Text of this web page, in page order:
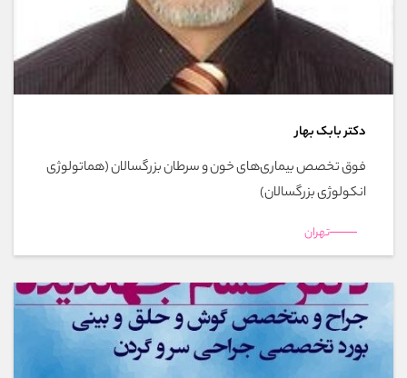
دکتر بابک بهار
فوق تخصص بیماری‌های خون و سرطان بزرگسالان (هماتولوژی
انکولوژی بزرگسالان)
تهران